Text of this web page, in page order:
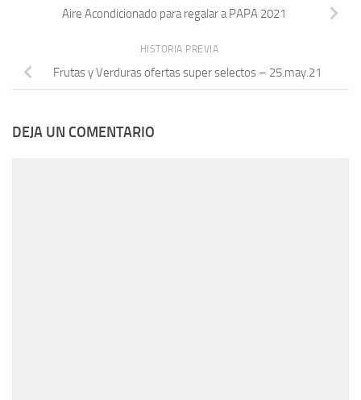
Aire Acondicionado para regalar a PAPA 2021
HISTORIA PREVIA
Frutas y Verduras ofertas super selectos – 25.may.21
DEJA UN COMENTARIO